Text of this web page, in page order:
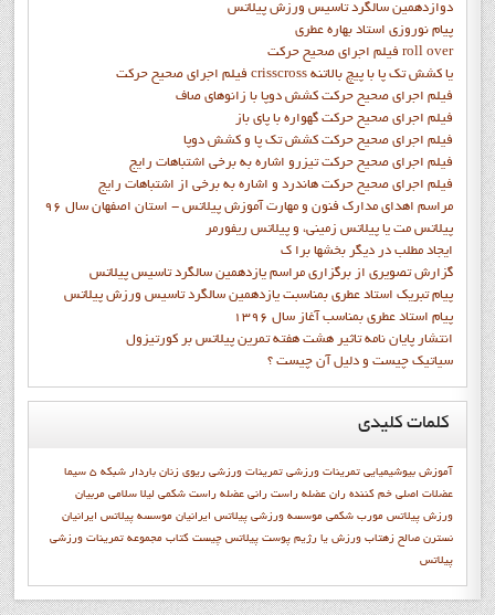
دوازدهمين سالگرد تاسيس ورزش پيلاتس
پيام نوروزي استاد بهاره عطري
فيلم اجراي صحيح حرکت roll over
فيلم اجراي صحيح حركت crisscross يا كشش تك پا با پيچ بالاتنه
فيلم اجراي صحيح حرکت كشش دوپا با زانوهاي صاف
فيلم اجراي صحيح حرکت گهواره با پاي باز
فيلم اجراي صحيح حرکت کشش تک پا و کشش دوپا
فيلم اجراي صحيح حرکت تيزرو اشاره به برخي اشتباهات رايج
فيلم اجراي صحيح حرکت هاندرد و اشاره به برخي از اشتباهات رايج
مراسم اهدای مدارک فنون و مهارت آموزش پیلاتس - استان اصفهان سال 96
پیلاتس مت یا پیلاتس زمینی، و پیلاتس ریفورمر
ايجاد مطلب در ديگر بخشها برا ک
گزارش تصويري از برگزاري مراسم يازدهمين سالگرد تاسيس پيلاتس
پيام تبريک استاد عطري بمناسبت يازدهمين سالگرد تاسيس ورزش پيلاتس
پيام استاد عطري بمناسب آغاز سال 1396
انتشار پايان نامه تاثیر هشت هفته تمرین پیلاتس بر کورتیزول
سیاتیک چیست و دلیل آن چیست ؟
کلماتکلیدی
آموزش بیوشیمیایی تمرينات ورزشي تمرینات ورزشی ریوی زنان باردار شبكه 5 سيما
عضلات اصلی خم کننده ران عضله راست رانی عضله راست شکمی ليلا سلامي مربیان
ورزش پیلاتس مورب شکمی موسسه ورزشی پیلاتس ایرانیان موسسه پيلاتس ايرانيان
نسترن صالح زهتاب ورزش يا رژيم پوست پيلاتس چيست کتاب مجموعه تمرينات ورزشي
پيلاتس